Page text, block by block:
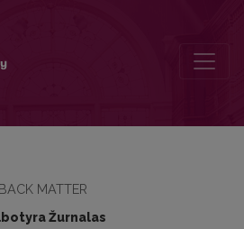
BACK MATTER
Žurnalas